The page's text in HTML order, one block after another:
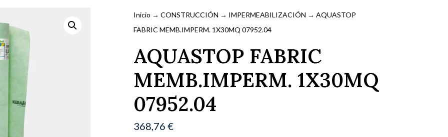
Inicio → CONSTRUCCIÓN → IMPERMEABILIZACIÓN → AQUASTOP
FABRIC MEMB.IMPERM. 1X30MQ 07952.04
AQUASTOP FABRIC
MEMB.IMPERM. 1X30MQ
07952.04
368,76 €